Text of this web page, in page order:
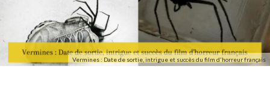
Vermines : Date de sortie, intrigue et succès du film d'horreur français